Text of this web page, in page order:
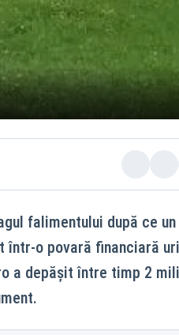
falimentului după ce
o povară financiară
a depășit între timp 2